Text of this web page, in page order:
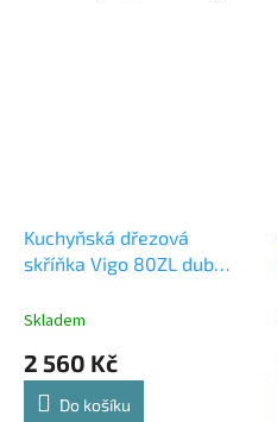
Kuchyňská dřezová
skříňka Vigo 80ZL dub
Skladem
2 560 Kč
Do košíku